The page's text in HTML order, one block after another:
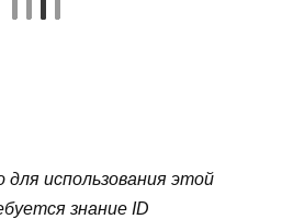
использования этой
знание ID